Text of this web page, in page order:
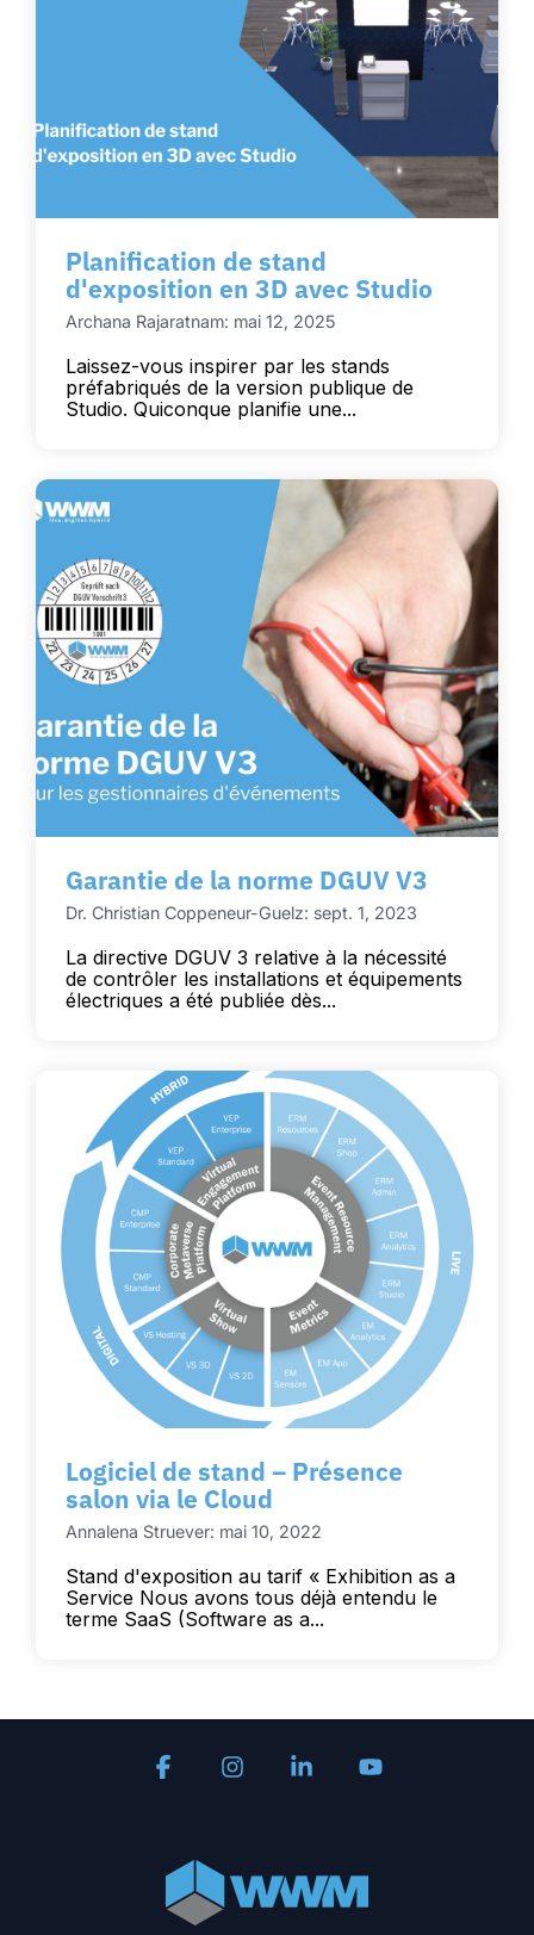
Planification de stand
d'exposition en 3D avec Studio
Archana Rajaratnam: mai 12, 2025
Laissez-vous inspirer par les stands
préfabriqués de la version publique de
Studio. Quiconque planifie une...
Garantie de la norme DGUV V3
Dr. Christian Coppeneur-Guelz: sept. 1, 2023
La directive DGUV 3 relative à la nécessité
de contrôler les installations et équipements
électriques a été publiée dès...
Logiciel de stand – Présence
salon via le Cloud
Annalena Struever: mai 10, 2022
Stand d'exposition au tarif « Exhibition as a
Service Nous avons tous déjà entendu le
terme SaaS (Software as a...
FacebookInstagramLinkedin